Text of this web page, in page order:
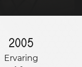
2005
Ervaring